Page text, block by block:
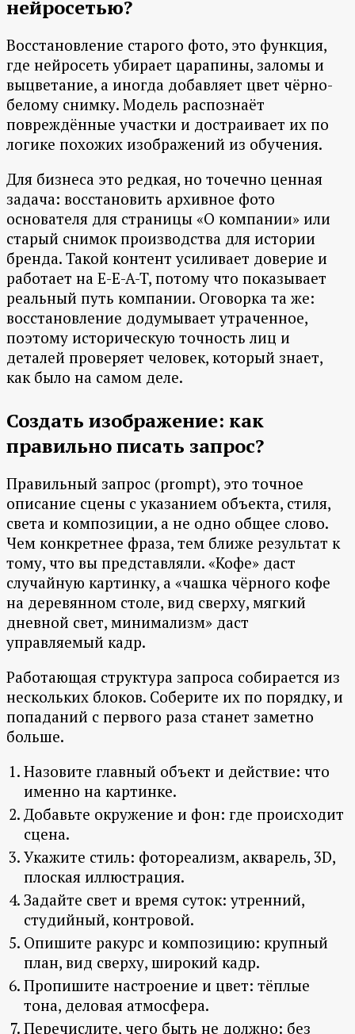
нейросетью?
Восстановление старого фото, это функция,
где нейросеть убирает царапины, заломы и
выцветание, а иногда добавляет цвет чёрно-
белому снимку. Модель распознаёт
повреждённые участки и достраивает их по
логике похожих изображений из обучения.
Для бизнеса это редкая, но точечно ценная
задача: восстановить архивное фото
основателя для страницы «О компании» или
старый снимок производства для истории
бренда. Такой контент усиливает доверие и
работает на E-E-A-T, потому что показывает
реальный путь компании. Оговорка та же:
восстановление додумывает утраченное,
поэтому историческую точность лиц и
деталей проверяет человек, который знает,
как было на самом деле.
Создать изображение: как
правильно писать запрос?
Правильный запрос (prompt), это точное
описание сцены с указанием объекта, стиля,
света и композиции, а не одно общее слово.
Чем конкретнее фраза, тем ближе результат к
тому, что вы представляли. «Кофе» даст
случайную картинку, а «чашка чёрного кофе
на деревянном столе, вид сверху, мягкий
дневной свет, минимализм» даст
управляемый кадр.
Работающая структура запроса собирается из
нескольких блоков. Соберите их по порядку, и
попаданий с первого раза станет заметно
больше.
Назовите главный объект и действие: что
именно на картинке.
Добавьте окружение и фон: где происходит
сцена.
Укажите стиль: фотореализм, акварель, 3D,
плоская иллюстрация.
Задайте свет и время суток: утренний,
студийный, контровой.
Опишите ракурс и композицию: крупный
план, вид сверху, широкий кадр.
Пропишите настроение и цвет: тёплые
тона, деловая атмосфера.
Перечислите, чего быть не должно: без